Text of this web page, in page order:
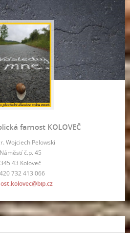
farnost KOLOVEČ
Wojciech Pelowski
Náměstí č.p. 45
345 43 Koloveč
732 413 066